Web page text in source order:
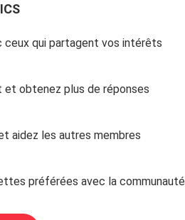
qui partagent vos intérêts
et obtenez plus de réponses
aidez les autres membres
préférées avec la communauté